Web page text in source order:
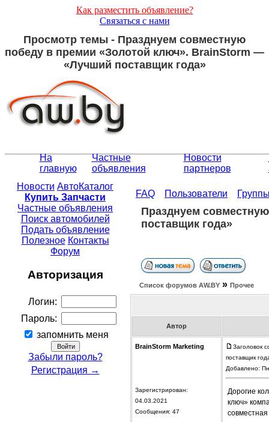
Как разместить объявление?
Связаться с нами
Просмотр темы - Празднуем совместную
победу в премии «Золотой ключ». BrainStorm —
«Лучший поставщик года»
На
главную
Частные
объявления
Новости
партнеров
Новости АвтоКаталог
Купить Запчасти
Частные объявления
Поиск автомобилей
Подать объявление
Полезное Контакты
Форум
Авторизация
Логин:
Пароль:
запомнить меня
Забыли пароль?
Регистрация →
FAQ Пользователи
Празднуем
поставщик года»
Список форумов АW.BY » Прочее
Автор
BrainStorm Marketing
Зарегистрирован:
04.03.2021
Сообщения: 47
Заголовок
поставщик
Добавлено:
Дорогие
ключ»